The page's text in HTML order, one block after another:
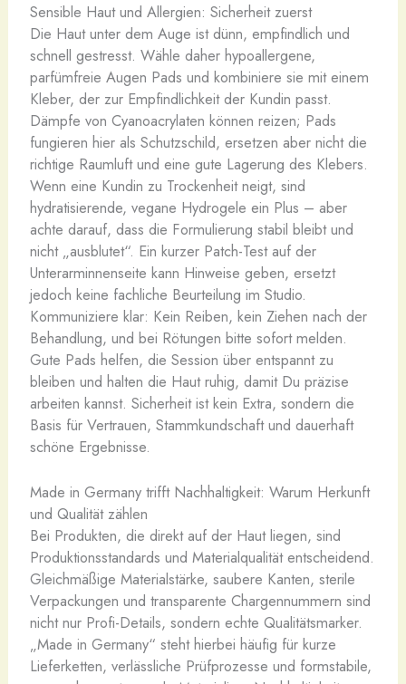
Sensible Haut und Allergien: Sicherheit zuerst
Die Haut unter dem Auge ist dünn, empfindlich und
schnell gestresst. Wähle daher hypoallergene,
parfümfreie Augen Pads und kombiniere sie mit einem
Kleber, der zur Empfindlichkeit der Kundin passt.
Dämpfe von Cyanoacrylaten können reizen; Pads
fungieren hier als Schutzschild, ersetzen aber nicht die
richtige Raumluft und eine gute Lagerung des Klebers.
Wenn eine Kundin zu Trockenheit neigt, sind
hydratisierende, vegane Hydrogele ein Plus – aber
achte darauf, dass die Formulierung stabil bleibt und
nicht „ausblutet“. Ein kurzer Patch-Test auf der
Unterarminnenseite kann Hinweise geben, ersetzt
jedoch keine fachliche Beurteilung im Studio.
Kommuniziere klar: Kein Reiben, kein Ziehen nach der
Behandlung, und bei Rötungen bitte sofort melden.
Gute Pads helfen, die Session über entspannt zu
bleiben und halten die Haut ruhig, damit Du präzise
arbeiten kannst. Sicherheit ist kein Extra, sondern die
Basis für Vertrauen, Stammkundschaft und dauerhaft
schöne Ergebnisse.
Made in Germany trifft Nachhaltigkeit: Warum Herkunft
und Qualität zählen
Bei Produkten, die direkt auf der Haut liegen, sind
Produktionsstandards und Materialqualität entscheidend.
Gleichmäßige Materialstärke, saubere Kanten, sterile
Verpackungen und transparente Chargennummern sind
nicht nur Profi-Details, sondern echte Qualitätsmarker.
„Made in Germany“ steht hierbei häufig für kurze
Lieferketten, verlässliche Prüfprozesse und formstabile,